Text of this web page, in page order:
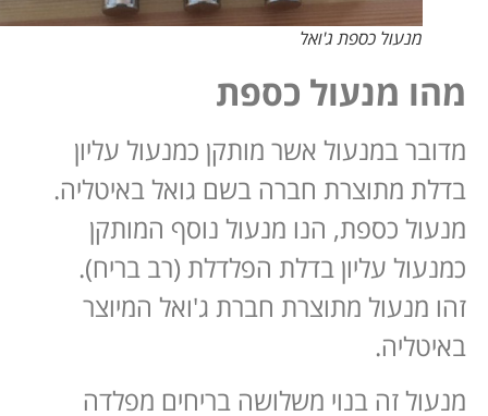
מנעול כספת ג'ואל
מהו מנעול כספת
מדובר במנעול אשר מותקן כמנעול עליון
בדלת מתוצרת חברה בשם גואל באיטליה.
מנעול כספת, הנו מנעול נוסף המותקן
כמנעול עליון בדלת הפלדלת (רב בריח).
זהו מנעול מתוצרת חברת ג'ואל המיוצר
באיטליה.
מנעול זה בנוי משלושה בריחים מפלדה